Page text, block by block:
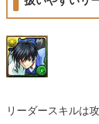
リーダースキルは